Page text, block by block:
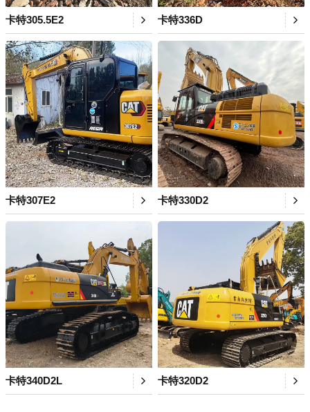
卡特305.5E2 卡特336D
卡特307E2 卡特330D2
卡特340D2L 卡特320D2